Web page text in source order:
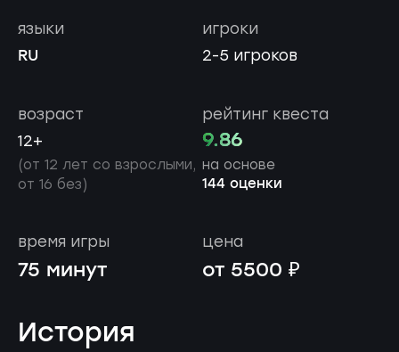
игроки
2-5 игроков
языки
RU
возраст
12+
(от 12 лет со взрослыми,
от 16 без)
рейтинг квеста
9.86
на основе
144 оценки
время игры
75 минут
цена
от 5500 ₽
История